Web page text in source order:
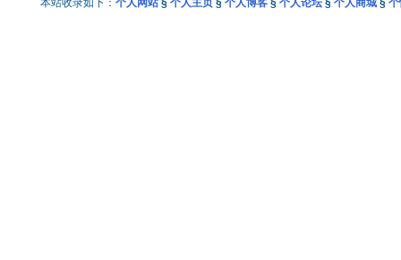
本站收录如下： 个人网站 § 个人主页 § 个人博客 § 个人论坛 § 个人商城 §